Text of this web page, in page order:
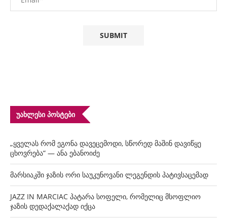
ᲣᲐᲮᲚᲔᲡᲘ ᲞᲝᲡᲢᲔᲑᲘ
„ყველას რომ ეგონა დავეცემოდი, სწორედ მაშინ დავიწყე
ცხოვრება“ — ანა ებანოიძე
მარსიაკში ჯაზის ორი საუკუნოვანი ლეგენდის პატივსაცემად
JAZZ IN MARCIAC პატარა სოფელი, რომელიც მსოფლიო
ჯაზის დედაქალაქად იქცა